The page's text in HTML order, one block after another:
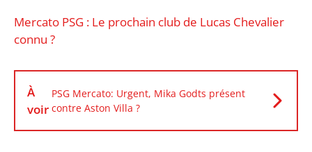
Mercato PSG : Le prochain club de Lucas Chevalier
connu ?
À
voir
PSG Mercato: Urgent, Mika Godts présent
contre Aston Villa ?